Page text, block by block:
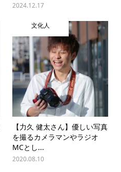
2024.12.17
文化人
【力久 健太さん】優しい写真
を撮るカメラマンやラジオ
MCとし...
2020.08.10